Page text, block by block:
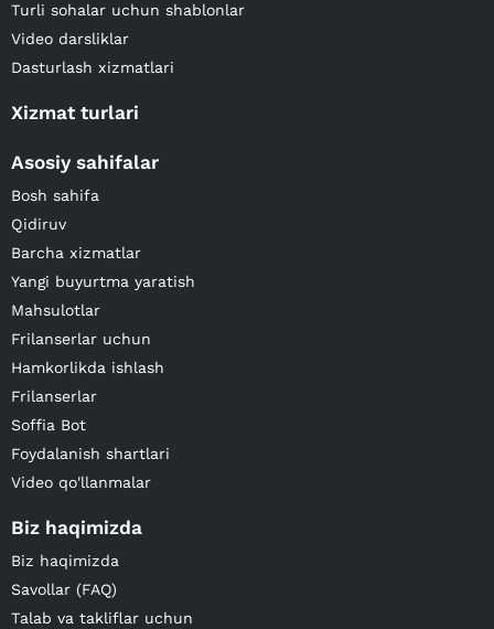
Turli sohalar uchun shablonlar
Video darsliklar
Dasturlash xizmatlari
Xizmat turlari
Asosiy sahifalar
Bosh sahifa
Qidiruv
Barcha xizmatlar
Yangi buyurtma yaratish
Mahsulotlar
Frilanserlar uchun
Hamkorlikda ishlash
Frilanserlar
Soffia Bot
Foydalanish shartlari
Video qo'llanmalar
Biz haqimizda
Biz haqimizda
Savollar (FAQ)
Talab va takliflar uchun